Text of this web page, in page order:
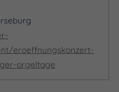
eroeffnungskonzert-
orgeltage